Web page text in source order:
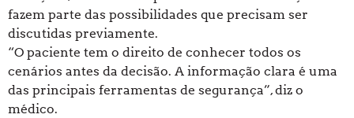
fazem parte das possibilidades que precisam ser
discutidas previamente.
“O paciente tem o direito de conhecer todos os
cenários antes da decisão. A informação clara é uma
das principais ferramentas de segurança”, diz o
médico.